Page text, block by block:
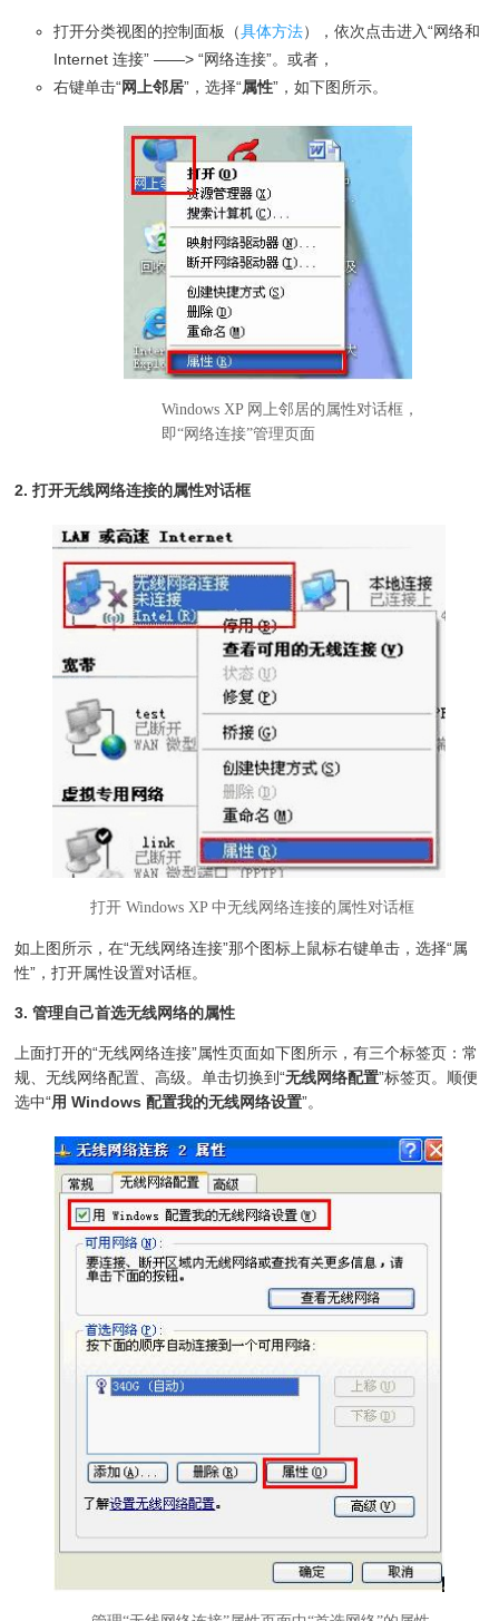
打开分类视图的控制面板（具体方法），依次点击进入“网络和
Internet 连接” ——> “网络连接”。或者，
右键单击“网上邻居”，选择“属性”，如下图所示。
Windows XP 网上邻居的属性对话框，
即“网络连接”管理页面
2. 打开无线网络连接的属性对话框
打开 Windows XP 中无线网络连接的属性对话框
如上图所示，在“无线网络连接”那个图标上鼠标右键单击，选择“属
性”，打开属性设置对话框。
3. 管理自己首选无线网络的属性
上面打开的“无线网络连接”属性页面如下图所示，有三个标签页：常
规、无线网络配置、高级。单击切换到“无线网络配置”标签页。顺便
选中“用 Windows 配置我的无线网络设置”。